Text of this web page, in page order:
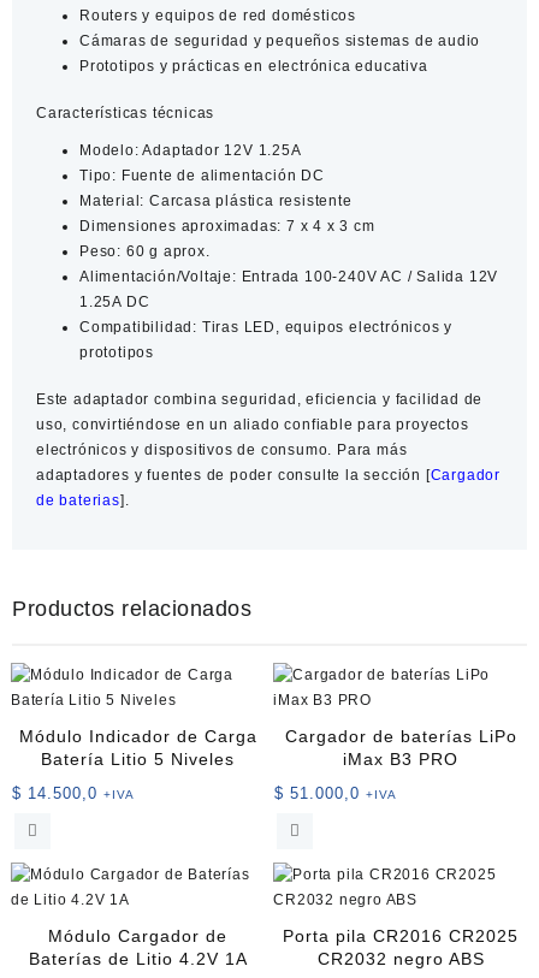
Routers y equipos de red domésticos
Cámaras de seguridad y pequeños sistemas de audio
Prototipos y prácticas en electrónica educativa
Características técnicas
Modelo: Adaptador 12V 1.25A
Tipo: Fuente de alimentación DC
Material: Carcasa plástica resistente
Dimensiones aproximadas: 7 x 4 x 3 cm
Peso: 60 g aprox.
Alimentación/Voltaje: Entrada 100-240V AC / Salida 12V
1.25A DC
Compatibilidad: Tiras LED, equipos electrónicos y
prototipos
Este adaptador combina seguridad, eficiencia y facilidad de
uso, convirtiéndose en un aliado confiable para proyectos
electrónicos y dispositivos de consumo. Para más
adaptadores y fuentes de poder consulte la sección [Cargador
de baterias].
Productos relacionados
Módulo Indicador de Carga
Batería Litio 5 Niveles
$ 14.500,0 +IVA
Cargador de baterías LiPo
iMax B3 PRO
$ 51.000,0 +IVA
Módulo Cargador de
Baterías de Litio 4.2V 1A
Porta pila CR2016 CR2025
CR2032 negro ABS